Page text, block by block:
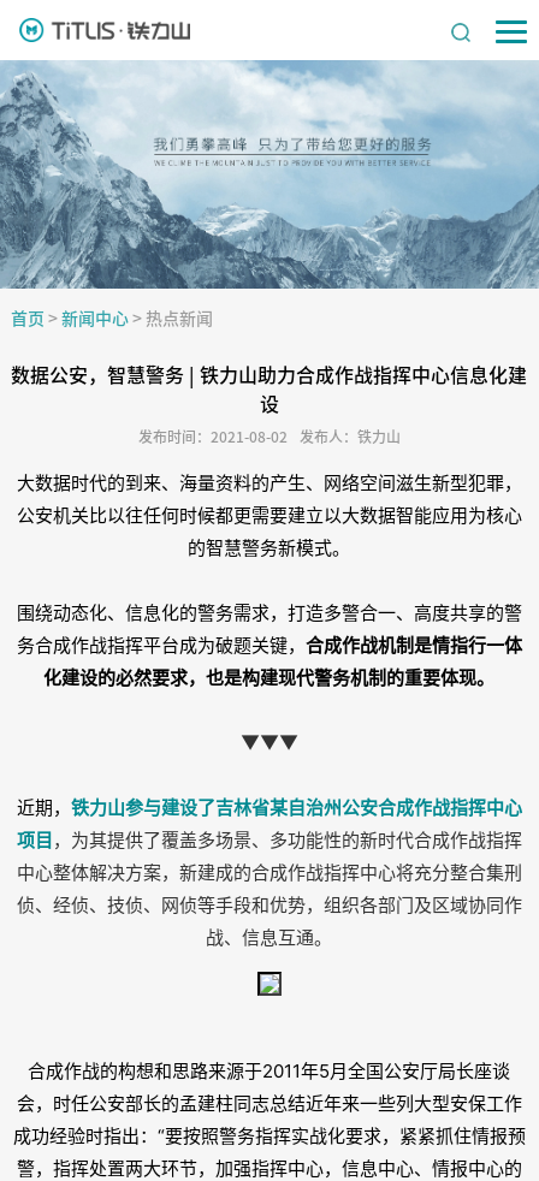
首页 > 新闻中心> 热点新闻
数据公安，智慧警务 | 铁力山助力合成作战指挥中心信息化建
设
发布时间：2021-08-02 发布人：铁力山
大数据时代的到来、海量资料的产生、网络空间滋生新型犯罪，
公安机关比以往任何时候都更需要建立以大数据智能应用为核心
的智慧警务新模式。
围绕动态化、信息化的警务需求，打造多警合一、高度共享的警
务合成作战指挥平台成为破题关键， 合成作战机制是情指行一体
化建设的必然要求，也是构建现代警务机制的重要体现。
▼▼▼
近期， 铁力山参与建设了吉林省某自治州公安合成作战指挥中心
项目 ， 为其提供了覆盖多场景、多功能性的新时代合成作战指挥
中心整体解决方案，新建成的合成作战指挥中心将充分整合集刑
侦、经侦、技侦、网侦等手段和优势，组织各部门及区域协同作
战、信息互通。
合成作战的构想和思路来源于2011年5月全国公安厅局长座谈
会，时任公安部长的孟建柱同志总结近年来一些列大型安保工作
成功经验时指出：“要按照警务指挥实战化要求，紧紧抓住情报预
警，指挥处置两大环节，加强指挥中心，信息中心、情报中心的